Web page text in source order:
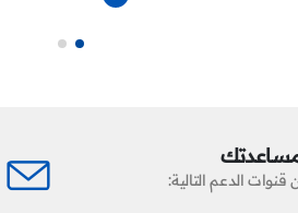
الدعم التالية: